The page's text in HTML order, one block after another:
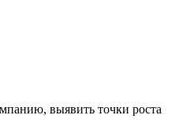
выявить точки роста